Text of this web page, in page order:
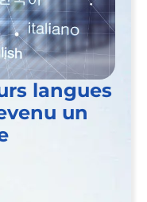
langues
un